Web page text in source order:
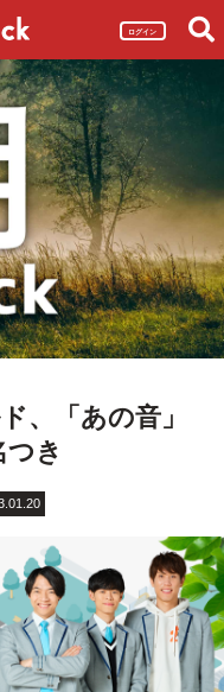
ログイン
、「あの音」
き